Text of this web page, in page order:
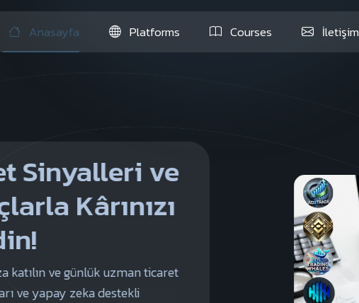
Anasayfa Platforms Courses İletişim
Sinyalleri ve
Kârınızı
katılın ve günlük uzman ticaret
ve yapay zeka destekli